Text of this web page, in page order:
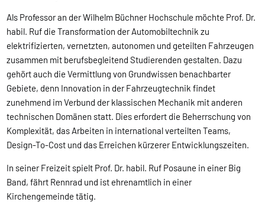
Als Professor an der Wilhelm Büchner Hochschule möchte Prof. Dr.
habil. Ruf die Transformation der Automobiltechnik zu
elektrifizierten, vernetzten, autonomen und geteilten Fahrzeugen
zusammen mit berufsbegleitend Studierenden gestalten. Dazu
gehört auch die Vermittlung von Grundwissen benachbarter
Gebiete, denn Innovation in der Fahrzeugtechnik findet
zunehmend im Verbund der klassischen Mechanik mit anderen
technischen Domänen statt. Dies erfordert die Beherrschung von
Komplexität, das Arbeiten in international verteilten Teams,
Design-To-Cost und das Erreichen kürzerer Entwicklungszeiten.
In seiner Freizeit spielt Prof. Dr. habil. Ruf Posaune in einer Big
Band, fährt Rennrad und ist ehrenamtlich in einer
Kirchengemeinde tätig.